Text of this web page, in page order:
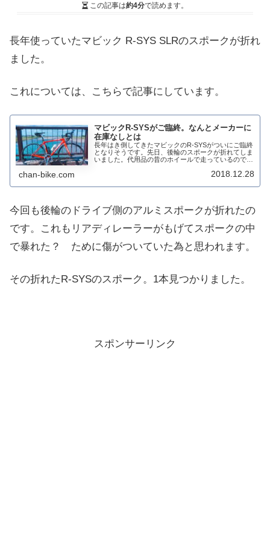
この記事は約4分で読めます。
長年使っていたマビック R-SYS SLRのスポークが折れ
ました。
これについては、こちらで記事にしています。
マビックR-SYSがご臨終。なんとメーカーに
在庫なしとは
長年はき倒してきたマビックのR-SYSがついにご臨終
となりそうです。先日、後輪のスポークが折れてしま
いました。代用品の昔のホイールで走っているのです
が完売とはR-SYSの後輪のスポークはカーボ...
chan-bike.com 2018.12.28
今回も後輪のドライブ側のアルミスポークが折れたの
です。これもリアディレーラーがもげてスポークの中
で暴れた？ ために傷がついていた為と思われます。
その折れたR-SYSのスポーク。1本見つかりました。
スポンサーリンク